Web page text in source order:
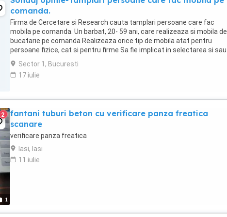
comanda.
Firma de Cercetare si Research cauta tamplari persoane care fac
mobila pe comanda. Un barbat, 20- 59 ani, care realizeaza si mobila de
bucatarie pe comanda Realizeaza orice tip de mobila atat pentru
persoane fizice, cat si pentru firme Sa fie implicat in selectarea si sau
achizitionarea feroneriei ...
Sector 1, Bucuresti
17 iulie
1
2
fantani tuburi beton cu verificare panza freatica
scanare
verificare panza freatica
Iasi, Iasi
11 iulie